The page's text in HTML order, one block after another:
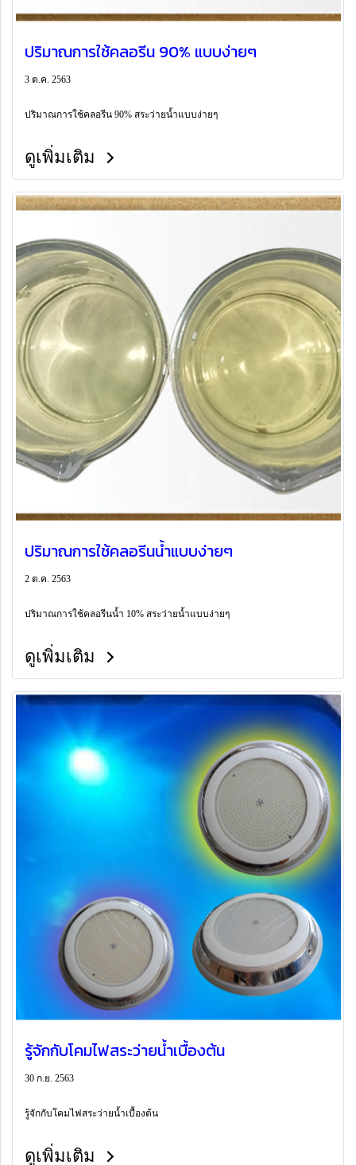
ปริมาณการใช้คลอรีน 90% แบบง่ายๆ
3 ต.ค. 2563
ปริมาณการใช้คลอรีน 90% สระว่ายน้ำแบบง่ายๆ
ดูเพิ่มเติม
ปริมาณการใช้คลอรีนน้ำแบบง่ายๆ
2 ต.ค. 2563
ปริมาณการใช้คลอรีนน้ำ 10% สระว่ายน้ำแบบง่ายๆ
ดูเพิ่มเติม
รู้จักกับโคมไฟสระว่ายน้ำเบื้องต้น
30 ก.ย. 2563
รู้จักกับโคมไฟสระว่ายน้ำเบื้องต้น
ดูเพิ่มเติม